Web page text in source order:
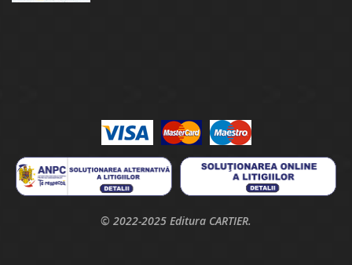
© 2022-2025 Editura CARTIER.